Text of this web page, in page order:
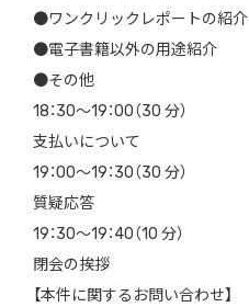
●ワンクリックレポートの紹介
●電子書籍以外の用途紹介
●その他
18：30〜19：00（30 分）
支払いについて
19：00〜19：30（30 分）
質疑応答
19：30〜19：40（10 分）
閉会の挨拶
【本件に関するお問い合わせ】